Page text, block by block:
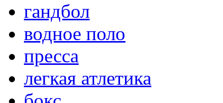
гандбол
водное поло
пресса
легкая атлетика